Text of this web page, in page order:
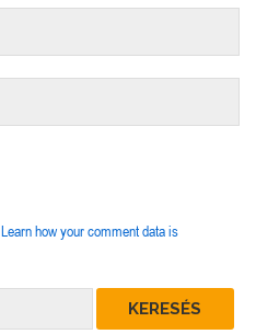
Learn how your comment data is